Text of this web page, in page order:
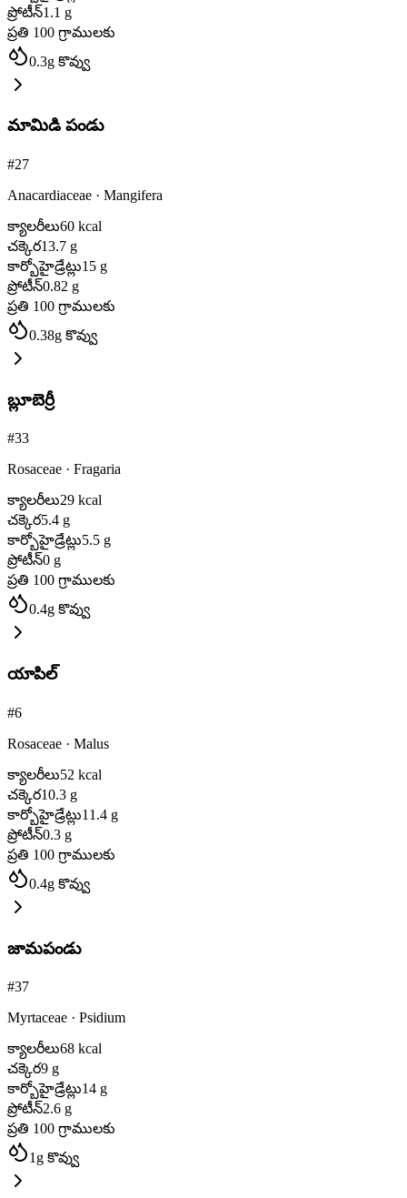
ప్రోటీన్1.1 g
ప్రతి 100 గ్రాములకు
0.3g కొవ్వు
మామిడి పండు
#27
Anacardiaceae · Mangifera
క్యాలరీలు60 kcal
చక్కెర13.7 g
కార్బోహైడ్రేట్లు15 g
ప్రోటీన్0.82 g
ప్రతి 100 గ్రాములకు
0.38g కొవ్వు
బ్లూబెర్రీ
#33
Rosaceae · Fragaria
క్యాలరీలు29 kcal
చక్కెర5.4 g
కార్బోహైడ్రేట్లు5.5 g
ప్రోటీన్0 g
ప్రతి 100 గ్రాములకు
0.4g కొవ్వు
యాపిల్
#6
Rosaceae · Malus
క్యాలరీలు52 kcal
చక్కెర10.3 g
కార్బోహైడ్రేట్లు11.4 g
ప్రోటీన్0.3 g
ప్రతి 100 గ్రాములకు
0.4g కొవ్వు
జామపండు
#37
Myrtaceae · Psidium
క్యాలరీలు68 kcal
చక్కెర9 g
కార్బోహైడ్రేట్లు14 g
ప్రోటీన్2.6 g
ప్రతి 100 గ్రాములకు
1 g కొవ్వు